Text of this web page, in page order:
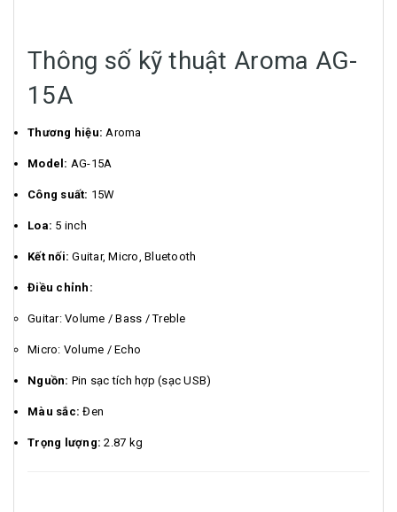
Thông số kỹ thuật Aroma AG-
15A
Thương hiệu: Aroma
Model: AG-15A
Công suất: 15W
Loa: 5 inch
Kết nối: Guitar, Micro, Bluetooth
Điều chỉnh:
Guitar: Volume / Bass / Treble
Micro: Volume / Echo
Nguồn: Pin sạc tích hợp (sạc USB)
Màu sắc: Đen
Trọng lượng: 2.87 kg